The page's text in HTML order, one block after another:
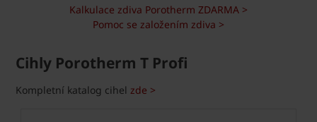
Kalkulace zdiva Porotherm ZDARMA >
Pomoc se založením zdiva >
Cihly Porotherm T Profi
Kompletní katalog cihel zde >